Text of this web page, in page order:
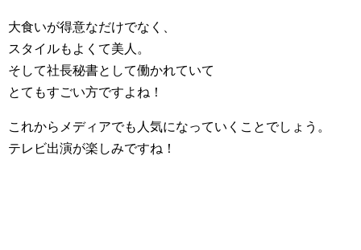
大食いが得意なだけでなく、
スタイルもよくて美人。
そして社長秘書として働かれていて
とてもすごい方ですよね！
これからメディアでも人気になっていくことでしょう。
テレビ出演が楽しみですね！